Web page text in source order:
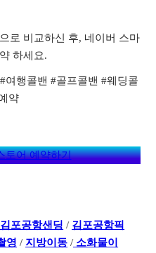
로 비교하신 후, 네이버 스마
하세요.
여행콜밴 #골프콜밴 #웨딩콜
약
토어 예약하기
김포공항샌딩 / 김포공항픽
영 /지방이동 /소화물이